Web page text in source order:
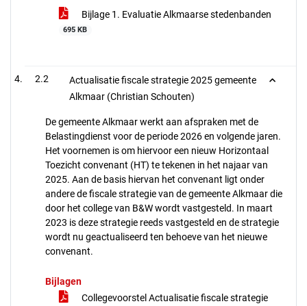
Bijlage 1. Evaluatie Alkmaarse stedenbanden
695 KB
2.2
Actualisatie fiscale strategie 2025 gemeente
Alkmaar (Christian Schouten)
De gemeente Alkmaar werkt aan afspraken met de
Belastingdienst voor de periode 2026 en volgende jaren.
Het voornemen is om hiervoor een nieuw Horizontaal
Toezicht convenant (HT) te tekenen in het najaar van
2025. Aan de basis hiervan het convenant ligt onder
andere de fiscale strategie van de gemeente Alkmaar die
door het college van B&W wordt vastgesteld. In maart
2023 is deze strategie reeds vastgesteld en de strategie
wordt nu geactualiseerd ten behoeve van het nieuwe
convenant.
Bijlagen
Collegevoorstel Actualisatie fiscale strategie